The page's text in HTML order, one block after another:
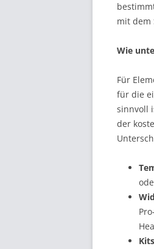
mit dem
Wie
Für
für die
sinnvoll
der